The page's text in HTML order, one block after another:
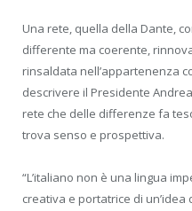
Una rete, quella della Dante,
differente ma coerente,
rinsaldata nell’appartenenza
descrivere il Presidente
rete che delle differenze fa
trova senso e prospettiva.
“L’italiano non è una lingua
creativa e portatrice di